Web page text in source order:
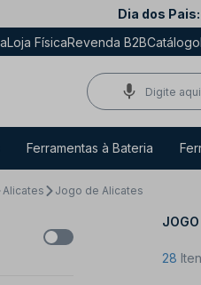
Dia dos Pais:
Loja FísicaRevenda B2BCatálogo
Ferramentas à Bateria
Alicates Jogo de Alicates
JOGO
28